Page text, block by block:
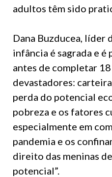
adultos têm sido
Dana Buzducea, líder
infância é sagrada e é
antes de completar
devastadores:
perda do potencial
pobreza e os fatores
especialmente em
pandemia e os
direito das meninas
potencial”.